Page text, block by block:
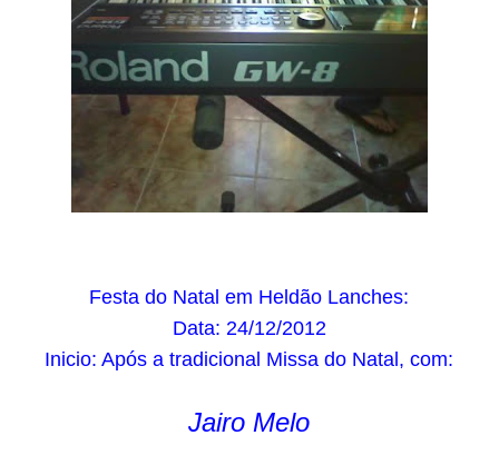
Festa do Natal em Heldão Lanches:
Data: 24/12/2012
Inicio: Após a tradicional Missa do Natal, com:
Jairo Melo